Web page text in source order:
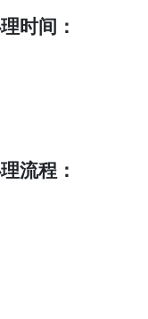
时间：
流程：